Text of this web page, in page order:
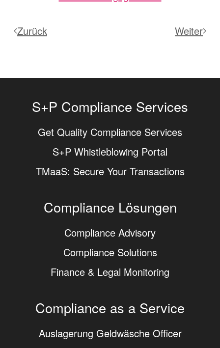
Zurück Weiter
S+P Compliance Services
Get Quality Compliance Services
S+P Whistleblowing Portal
TMaaS: Secure Your Transactions
Compliance Lösungen
Compliance Advisory
Compliance Solutions
Finance & Legal Monitoring
Compliance as a Service
Auslagerung Geldwäsche Officer